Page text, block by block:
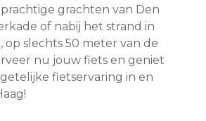
grachten van Den
of nabij het strand in
op slechts 50 meter van de
nu jouw fiets en geniet
fietservaring in en